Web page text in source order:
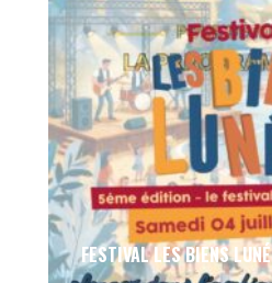
FESTIVAL LES BIENS